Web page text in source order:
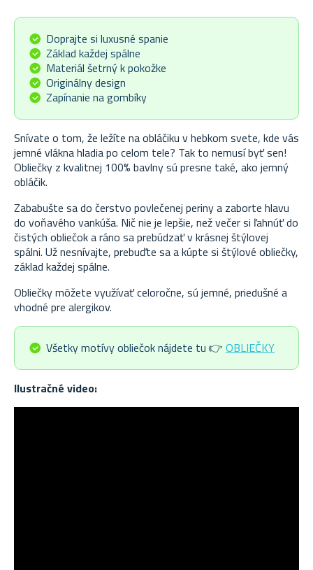
Doprajte si luxusné spanie
Základ každej spálne
Materiál šetrný k pokožke
Originálny design
Zapínanie na gombíky
Snívate o tom, že ležíte na obláčiku v hebkom svete, kde vás
jemné vlákna hladia po celom tele? Tak to nemusí byť sen!
Obliečky z kvalitnej 100% bavlny sú presne také, ako jemný
obláčik.
Zababušte sa do čerstvo povlečenej periny a zaborte hlavu
do voňavého vankúša. Nič nie je lepšie, než večer si ľahnúť do
čistých obliečok a ráno sa prebúdzať v krásnej štýlovej
spálni. Už nesnívajte, prebuďte sa a kúpte si štýlové obliečky,
základ každej spálne.
Obliečky môžete využívať celoročne, sú jemné, priedušné a
vhodné pre alergikov.
Všetky motívy obliečok nájdete tu 👉 OBLIEČKY
Ilustračné video: